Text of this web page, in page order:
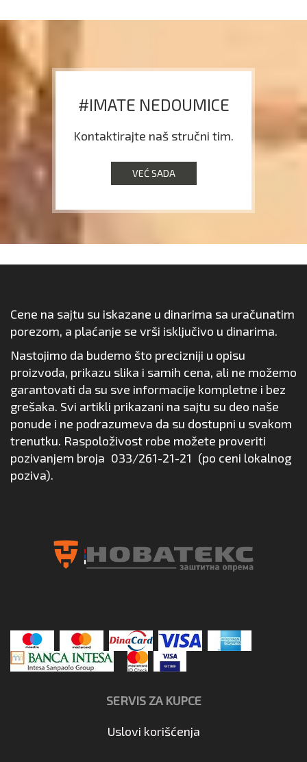
#IMATE NEDOUMICE
Kontaktirajte naš stručni tim.
VEĆ SADA
Cene na sajtu su iskazane u dinarima sa uračunatim
porezom, a plaćanje se vrši isključivo u dinarima.
Nastojimo da budemo što precizniji u opisu
proizvoda, prikazu slika i samih cena, ali ne možemo
garantovati da su sve informacije kompletne i bez
grešaka. Svi artikli prikazani na sajtu su deo naše
ponude i ne podrazumeva da su dostupni u svakom
trenutku. Raspoloživost robe možete proveriti
pozivanjem broja 033/261-21-21 (po ceni lokalnog
poziva).
SERVIS ZA KUPCE
Uslovi korišćenja